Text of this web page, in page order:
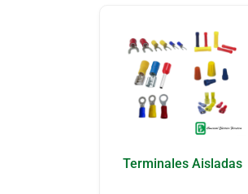
Terminales Aisladas